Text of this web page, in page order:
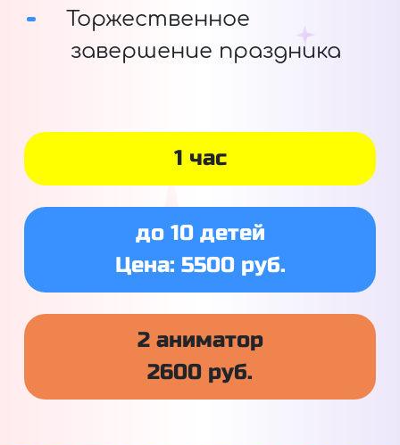
Торжественное
завершение праздника
1 час
до 10 детей
Цена: 5500 руб.
2 аниматор
2600 руб.